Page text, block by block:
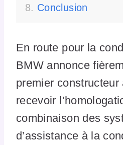
Conclusion
En route pour la
BMW annonce
premier constructeur
recevoir
combinaison des
d’assistance à la